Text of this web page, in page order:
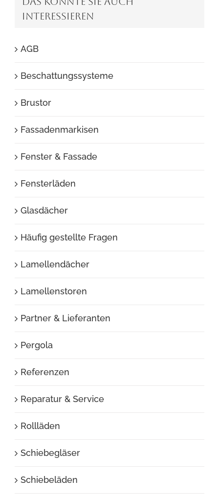
INTERESSIEREN
AGB
Beschattungssysteme
Brustor
Fassadenmarkisen
Fenster & Fassade
Fensterläden
Glasdächer
Häufig gestellte Fragen
Lamellendächer
Lamellenstoren
Partner & Lieferanten
Pergola
Referenzen
Reparatur & Service
Rollläden
Schiebegläser
Schiebeläden